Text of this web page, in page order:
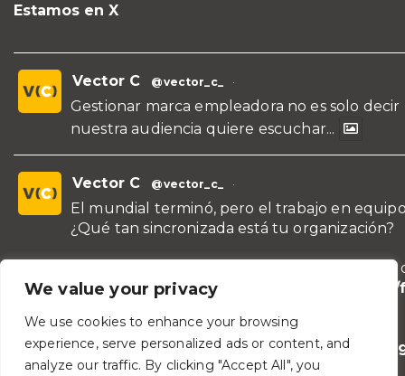
We value your privacy
We use cookies to enhance your browsing
experience, serve personalized ads or content, and
analyze our traffic. By clicking "Accept All", you
Estamos en X
Vector C @vector_c_ ·
Gestionar marca empleadora no es solo
nuestra audiencia quiere escuchar...
Vector C @vector_c_ ·
El mundial terminó, pero el trabajo en
¿Qué tan sincronizada está tu organización?
¡Conoce nuestras propuestas de formación
para líderes y áreas!
https://
#TeamBuilding #Comunicación
#TrabajoEnEquipo